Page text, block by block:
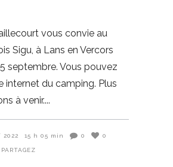
vous convie au
Sigu, à Lans en Vercors
septembre. Vous pouvez
internet du camping. Plus
à venir.
2022 15 h 05 min 0 0
PARTAGEZ